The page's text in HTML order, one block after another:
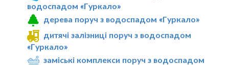
водоспадом «Гуркало»
дерева поруч з водоспадом «Гуркало»
дитячі залізниці поруч з водоспадом
«Гуркало»
заміські комплекси поруч з водоспадом